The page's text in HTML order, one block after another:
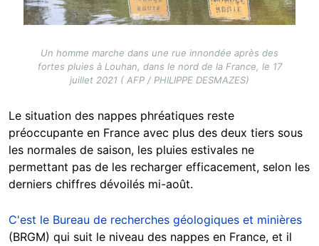
Un homme marche dans une rue innondée après des
fortes pluies à Louhan, dans le nord de la France, le 17
juillet 2021 ( AFP / PHILIPPE DESMAZES)
Le situation des nappes phréatiques reste
préoccupante en France avec plus des deux tiers sous
les normales de saison, les pluies estivales ne
permettant pas de les recharger efficacement, selon les
derniers chiffres dévoilés mi-août.
C'est le Bureau de recherches géologiques et minières
(BRGM) qui suit le niveau des nappes en France, et il